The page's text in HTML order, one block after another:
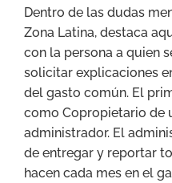
Dentro de las dudas
Zona Latina, destaca
con la persona a quien
solicitar explicaciones
del gasto común. El
como Copropietario de
administrador. El
de entregar y reportar
hacen cada mes en el